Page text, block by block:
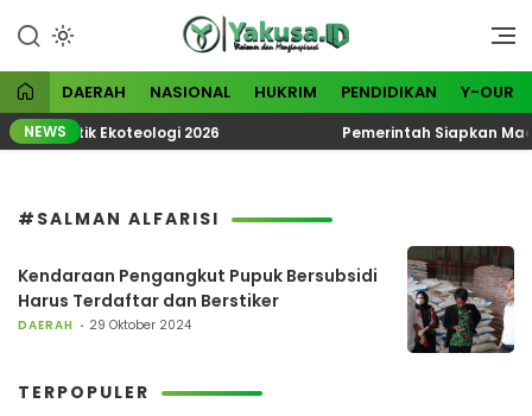
konten
Yakusa
Visioner dan Menginspirasi
DAERAH NASIONAL HUKRIM PENDIDIKAN Y-OUR
NEWS
Tematik Ekoteologi 2026 Pemerintah Siapkan
#SALMAN ALFARISI
Kendaraan Pengangkut Pupuk Bersubsidi
Harus Terdaftar dan Berstiker
DAERAH 29 Oktober 2024
TERPOPULER